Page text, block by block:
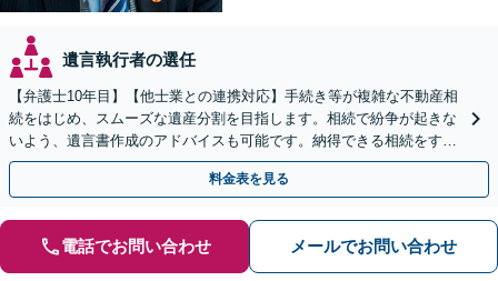
遺言執行者の選任
【弁護士10年目】【他士業との連携対応】手続き等が複雑な不動産相
続をはじめ、スムーズな遺産分割を目指します。相続で紛争が起きな
いよう、遺言書作成のアドバイスも可能です。納得できる相続をする
ため、お早めにご相談ください。【休日・夜間相談可】
料金表を見る
電話でお問い合わせ メールでお問い合わせ